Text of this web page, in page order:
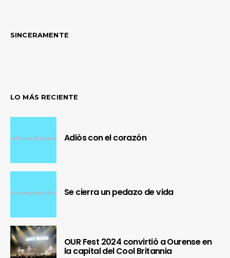
SINCERAMENTE
LO MÁS RECIENTE
Adiós con el corazón
Se cierra un pedazo de vida
OUR Fest 2024 convirtió a Ourense en
la capital del Cool Britannia